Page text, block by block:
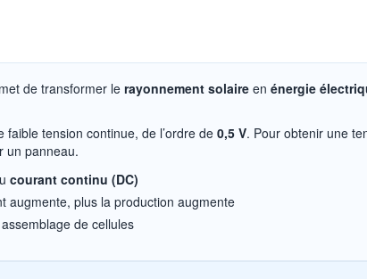
de transformer le rayonnement solaire en énergie
faible tension continue, de l’ordre de0,5 V. Pour obtenir une
un panneau.
courant continu (DC)
augmente, plus la production augmente
de cellules